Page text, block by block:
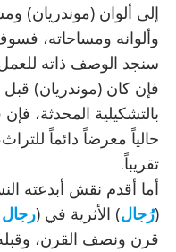
إلى ألوان (موندريان)
وألوانه ومساحاته،
سنجد الوصف ذاته
فإن كان (موندريان)
بالتشكيلية المحدثة،
تقريباً.
أما أقدم نقش أبدعته
(رُجال) الأثرية في (رجال
قرن ونصف القرن،